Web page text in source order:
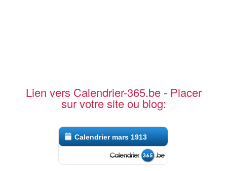
Lien vers Calendrier-365.be - Placer
sur votre site ou blog:
Calendrier mars 1913